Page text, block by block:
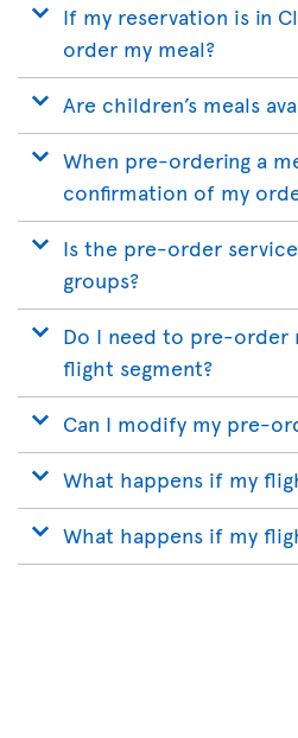
If my reservation is in
order my meal?
Are children’s meals
When pre-ordering a
confirmation of my
Is the pre-order
groups?
Do I need to pre-order
flight segment?
Can I modify my pre-
What happens if my
What happens if my